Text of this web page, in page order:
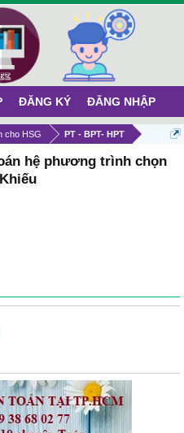
cho HSG PT - BPT- HPT
hệ phương trình chọn
ĐĂNG KÝ ĐĂNG NHẬP